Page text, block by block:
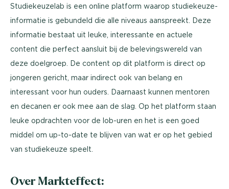
Studiekeuzelab is een online platform waarop studiekeuze-
informatie is gebundeld die alle niveaus aanspreekt. Deze
informatie bestaat uit leuke, interessante en actuele
content die perfect aansluit bij de belevingswereld van
deze doelgroep. De content op dit platform is direct op
jongeren gericht, maar indirect ook van belang en
interessant voor hun ouders. Daarnaast kunnen mentoren
en decanen er ook mee aan de slag. Op het platform staan
leuke opdrachten voor de lob-uren en het is een goed
middel om up-to-date te blijven van wat er op het gebied
van studiekeuze speelt.
Over Markteffect: